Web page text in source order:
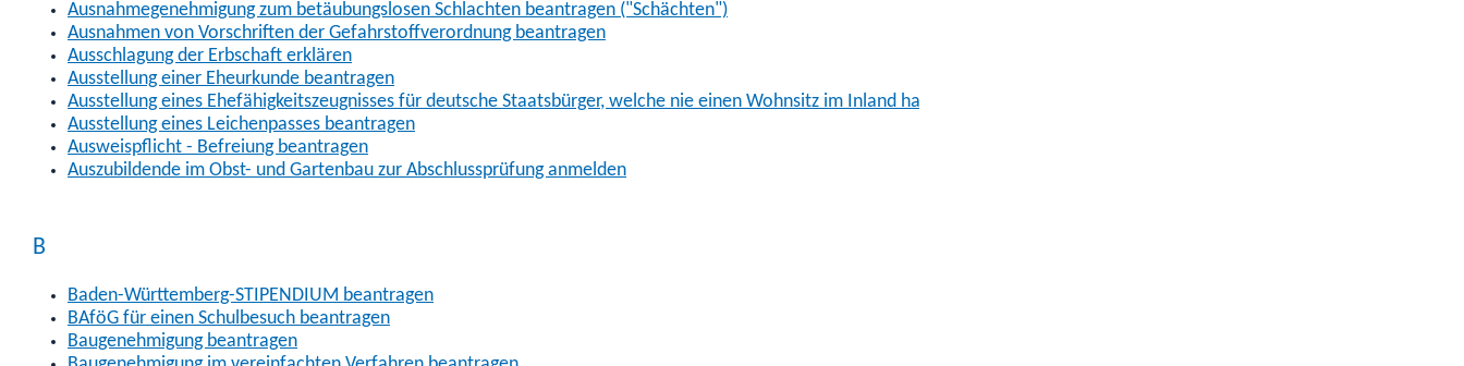
Ausnahmegenehmigung zum betäubungslosen Schlachten beantragen ("Schächten")
Ausnahmen von Vorschriften der Gefahrstoffverordnung beantragen
Ausschlagung der Erbschaft erklären
Ausstellung einer Eheurkunde beantragen
Ausstellung eines Ehefähigkeitszeugnisses für deutsche Staatsbürger, welche nie einen Wohnsitz im Inland hatten
Ausstellung eines Leichenpasses beantragen
Ausweispflicht - Befreiung beantragen
Auszubildende im Obst- und Gartenbau zur Abschlussprüfung anmelden
B
Baden-Württemberg-STIPENDIUM beantragen
BAföG für einen Schulbesuch beantragen
Baugenehmigung beantragen